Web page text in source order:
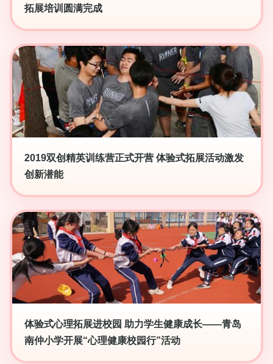
拓展培训圆满完成
2019双创精英训练营正式开营 体验式拓展活动激发
创新潜能
体验式心理拓展进校园 助力学生健康成长——青岛
南仲小学开展“心理健康校园行”活动